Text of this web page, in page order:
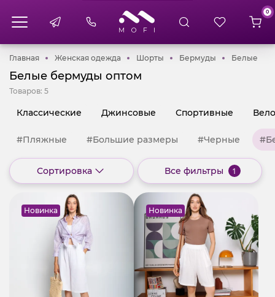
0
ГлавнаяГлавнаяЖенская одежда Женская одежда
Шорты ШортыБермуды Бермуды
Белые
Белые бермуды оптом
Товаров: 5
Классические Джинсовые Спортивные
#Пляжные #Большие размеры #Черные
Сортировка Все фильтры 1
Новинка Новинка